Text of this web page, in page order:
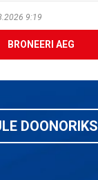
9:19
BRONEERI AEG
DOONORIKS